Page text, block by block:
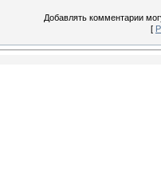
Добавлять комментарии
[